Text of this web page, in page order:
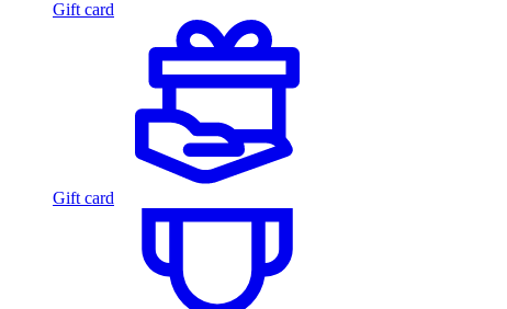
Gift card
Gift card